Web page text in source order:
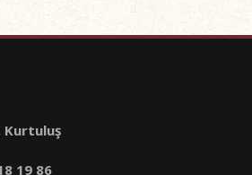
Kurtuluş
19 86